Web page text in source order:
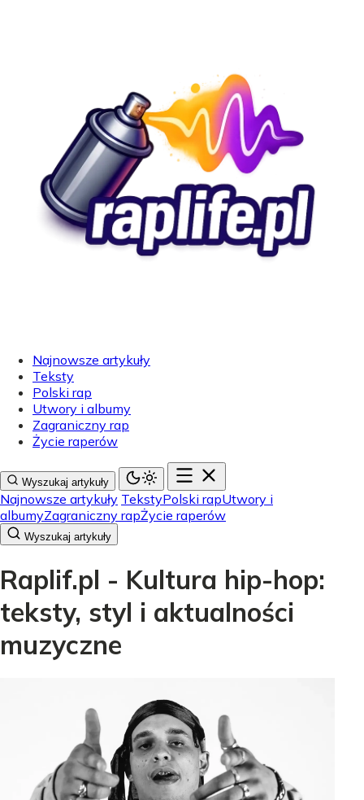
Najnowsze artykuły
Teksty
Polski rap
Utwory i albumy
Zagraniczny rap
Życie raperów
Wyszukaj artykuły
Najnowsze artykuły TekstyPolski rapUtwory i
albumyZagraniczny rapŻycie raperów
Wyszukaj artykuły
Raplif.pl - Kultura hip-hop:
teksty, styl i aktualności
muzyczne